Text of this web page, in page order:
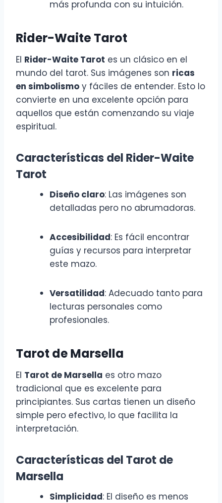
más profunda con su intuición.
Rider-Waite Tarot
El Rider-Waite Tarot es un clásico en el
mundo del tarot. Sus imágenes son ricas
en simbolismo y fáciles de entender. Esto lo
convierte en una excelente opción para
aquellos que están comenzando su viaje
espiritual.
Características del Rider-Waite
Tarot
Diseño claro: Las imágenes son
detalladas pero no abrumadoras.
Accesibilidad: Es fácil encontrar
guías y recursos para interpretar
este mazo.
Versatilidad: Adecuado tanto para
lecturas personales como
profesionales.
Tarot de Marsella
El Tarot de Marsella es otro mazo
tradicional que es excelente para
principiantes. Sus cartas tienen un diseño
simple pero efectivo, lo que facilita la
interpretación.
Características del Tarot de
Marsella
Simplicidad: El diseño es menos